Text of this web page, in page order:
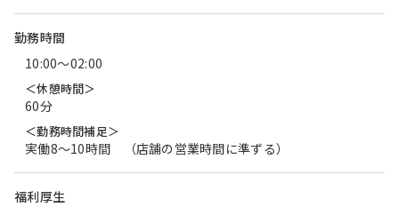
勤務時間
10:00〜02:00
＜休憩時間＞
60分
＜勤務時間補足＞
実働8～10時間 （店舗の営業時間に準ずる）
福利厚生